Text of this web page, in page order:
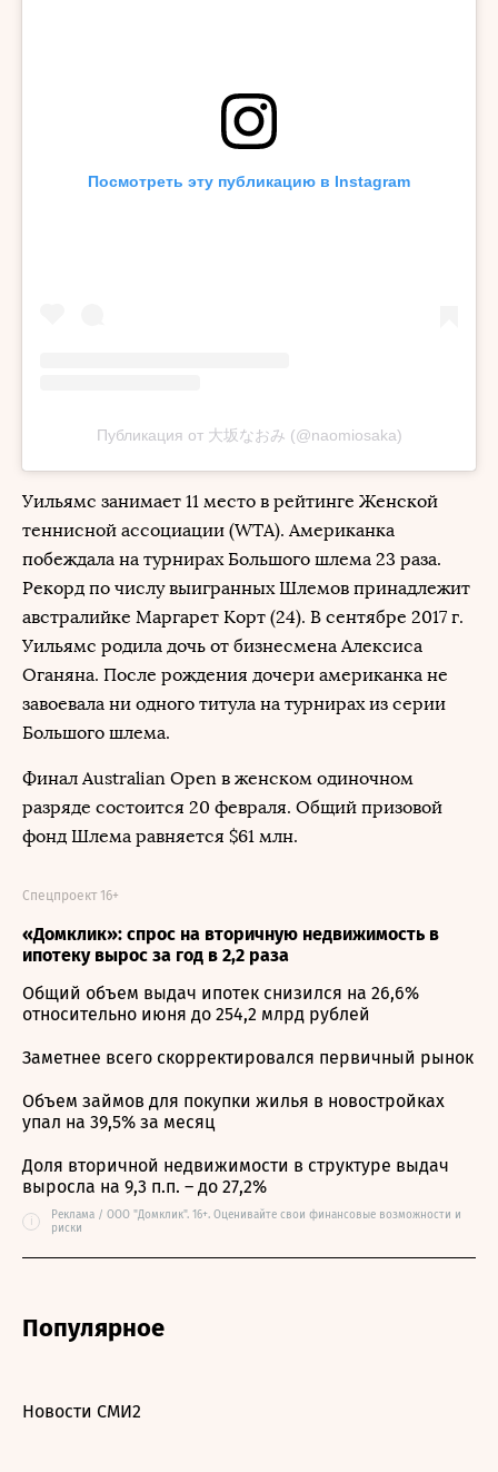
Посмотреть эту публикацию в Instagram
Публикация от 大坂なおみ (@naomiosaka)
Уильямс занимает 11 место в рейтинге Женской
теннисной ассоциации (WTA). Американка
побеждала на турнирах Большого шлема 23 раза.
Рекорд по числу выигранных Шлемов принадлежит
австралийке Маргарет Корт (24). В сентябре 2017 г.
Уильямс родила дочь от бизнесмена Алексиса
Оганяна. После рождения дочери американка не
завоевала ни одного титула на турнирах из серии
Большого шлема.
Финал Australian Open в женском одиночном
разряде состоится 20 февраля. Общий призовой
фонд Шлема равняется $61 млн.
«Домклик»: спрос на вторичную недвижимость в
ипотеку вырос за год в 2,2 раза
Спецпроект 16+
Общий объем выдач ипотек снизился на 26,6%
относительно июня до 254,2 млрд рублей
Заметнее всего скорректировался первичный рынок
Объем займов для покупки жилья в новостройках
упал на 39,5% за месяц
Доля вторичной недвижимости в структуре выдач
выросла на 9,3 п.п. – до 27,2%
i
Реклама / ООО "Домклик". 16+. Оценивайте свои финансовые возможности и
риски
Популярное
Новости СМИ2